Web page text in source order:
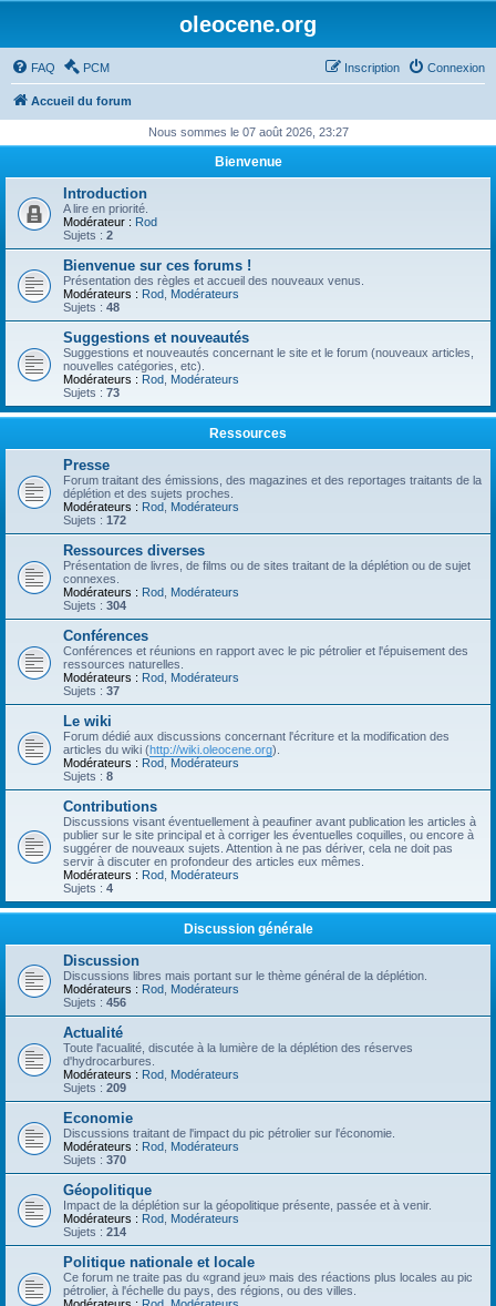
oleocene.org
FAQ PCM Connexion
Inscription
Accueil du forum
Nous sommes le 07 août 2026, 23:27
Bienvenue
Introduction
A lire en priorité.
Modérateur : Rod
Sujets : 2
Bienvenue sur ces forums !
Présentation des règles et accueil des nouveaux venus.
Modérateurs : Rod Modérateurs
Sujets : 48
Suggestions et nouveautés
Suggestions et nouveautés concernant le site et le forum (nouveaux articles,
nouvelles catégories, etc).
Modérateurs : Rod Modérateurs
Sujets : 73
Ressources
Presse
Forum traitant des émissions, des magazines et des reportages traitants de la
déplétion et des sujets proches.
Modérateurs : Rod Modérateurs
Sujets : 172
Ressources diverses
Présentation de livres, de films ou de sites traitant de la déplétion ou de sujet
connexes.
Modérateurs : Rod Modérateurs
Sujets : 304
Conférences
Conférences et réunions en rapport avec le pic pétrolier et l'épuisement des
ressources naturelles.
Modérateurs : Rod Modérateurs
Sujets : 37
Le wiki
Forum dédié aux discussions concernant l'écriture et la modification des
articles du wiki (http://wiki.oleocene.org).
Modérateurs : Rod Modérateurs
Sujets : 8
Contributions
Discussions visant éventuellement à peaufiner avant publication les articles à
publier sur le site principal et à corriger les éventuelles coquilles, ou encore à
suggérer de nouveaux sujets. Attention à ne pas dériver, cela ne doit pas
servir à discuter en profondeur des articles eux mêmes.
Modérateurs : Rod Modérateurs
Sujets : 4
Discussion générale
Discussion
Discussions libres mais portant sur le thème général de la déplétion.
Modérateurs : Rod Modérateurs
Sujets : 456
Actualité
Toute l'acualité, discutée à la lumière de la déplétion des réserves
d'hydrocarbures.
Modérateurs : Rod Modérateurs
Sujets : 209
Economie
Discussions traitant de l'impact du pic pétrolier sur l'économie.
Modérateurs : Rod Modérateurs
Sujets : 370
Géopolitique
Impact de la déplétion sur la géopolitique présente, passée et à venir.
Modérateurs : Rod Modérateurs
Sujets : 214
Politique nationale et locale
Ce forum ne traite pas du «grand jeu» mais des réactions plus locales au pic
pétrolier, à l'échelle du pays, des régions, ou des villes.